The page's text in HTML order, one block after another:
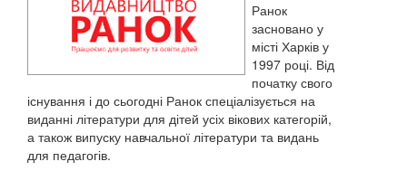
Ранок
засновано у
місті Харків у
1997 році. Від
початку свого
існування і до сьогодні Ранок спеціалізується на
виданні літератури для дітей усіх вікових категорій,
а також випуску навчальної літератури та видань
для педагогів.